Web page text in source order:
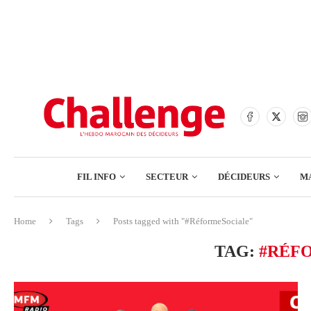
COMMERCE
FIL INFO SECTEUR
BOURSE
DÉCIDEURS
Home Tags Posts tagged with "#RéformeSociale"
TAG: